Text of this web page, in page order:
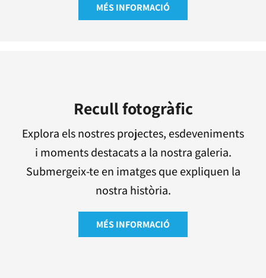
MÉS INFORMACIÓ
Recull fotogràfic
Explora els nostres projectes, esdeveniments
i moments destacats a la nostra galeria.
Submergeix-te en imatges que expliquen la
nostra història.
MÉS INFORMACIÓ